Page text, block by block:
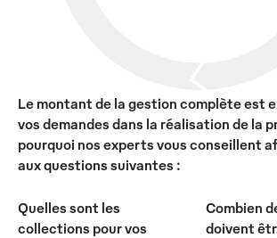
Le montant de la gestion complète est
vos demandes dans la réalisation de la
pourquoi nos experts vous conseillent
aux questions suivantes :
Quelles sont les
collections pour vos
Combien
doivent